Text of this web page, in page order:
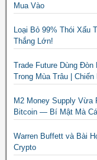
Mua Vào
Loại Bỏ 99% Thói
Thắng Lớn!
Trade Future Dùng
Trong Mùa Trâu |
M2 Money Supply Vừa
Bitcoin — Bí Mật Mà
Warren Buffett và Bài
Crypto